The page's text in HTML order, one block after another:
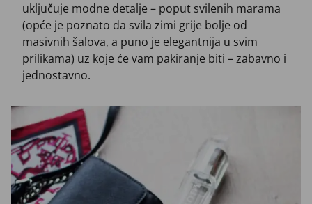
uključuje modne detalje – poput svilenih marama
(opće je poznato da svila zimi grije bolje od
masivnih šalova, a puno je elegantnija u svim
prilikama) uz koje će vam pakiranje biti – zabavno i
jednostavno.